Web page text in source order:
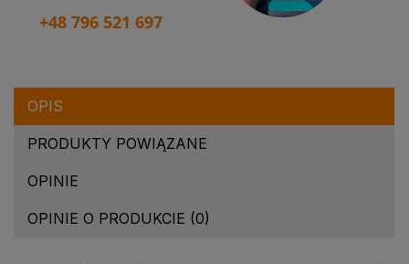
+48 796 521 697
OPIS
PRODUKTY POWIĄZANE
OPINIE
OPINIE O PRODUKCIE (0)